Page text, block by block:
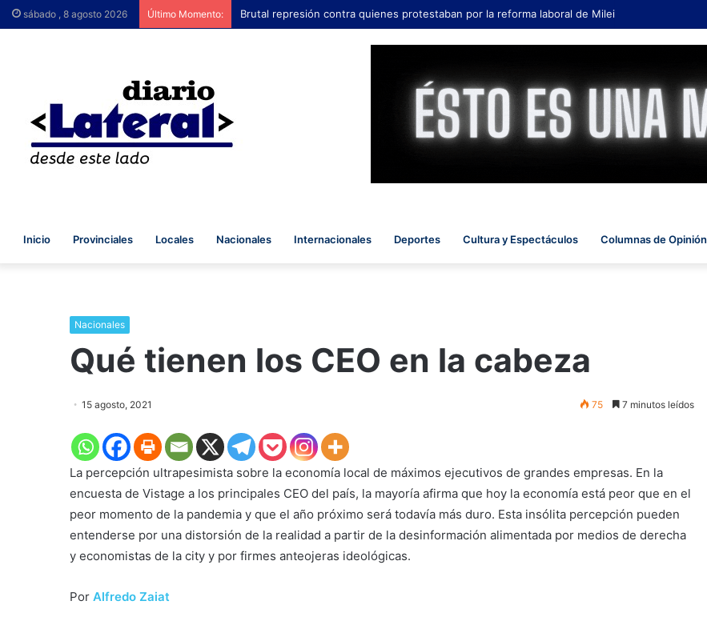
sábado , 8 agosto 2026 Último Momento: Brutal represión contra quienes protestaban por la reforma laboral de Milei
Inicio Provinciales Locales Nacionales Internacionales Deportes Cultura y Espectáculos Columnas de Opinión
Nacionales
Qué tienen los CEO en la cabeza
15 agosto, 2021 75 7 minutos leídos
La percepción ultrapesimista sobre la economía local de máximos ejecutivos de grandes empresas. En la
encuesta de Vistage a los principales CEO del país, la mayoría afirma que hoy la economía está peor que en el
peor momento de la pandemia y que el año próximo será todavía más duro. Esta insólita percepción pueden
entenderse por una distorsión de la realidad a partir de la desinformación alimentada por medios de derecha
y economistas de la city y por firmes anteojeras ideológicas.
Por Alfredo Zaiat